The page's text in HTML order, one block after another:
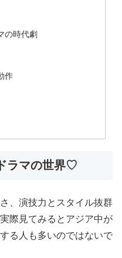
の時代劇
作
ラマの世界♡
、演技力とスタイル抜群
際見てみるとアジア中が
る人も多いのではないで